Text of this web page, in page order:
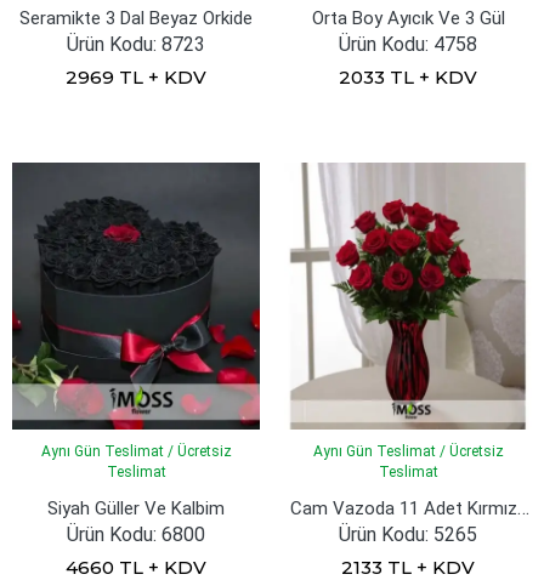
Seramikte 3 Dal Beyaz Orkide
Ürün Kodu: 8723
2969 TL + KDV
Orta Boy Ayıcık Ve 3 Gül
Ürün Kodu: 4758
2033 TL + KDV
Aynı Gün Teslimat / Ücretsiz
Teslimat
Siyah Güller Ve Kalbim
Ürün Kodu: 6800
4660 TL + KDV
Aynı Gün Teslimat / Ücretsiz
Teslimat
Cam Vazoda 11 Adet Kırmızı Gül
Ürün Kodu: 5265
2133 TL + KDV